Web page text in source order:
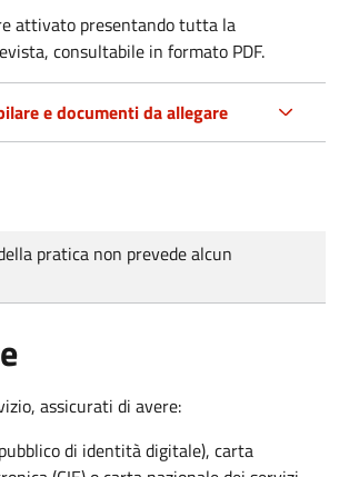
attivato presentando tutta la
consultabile in formato PDF.
e documenti da allegare
pratica non prevede alcun
assicurati di avere:
di identità digitale), carta